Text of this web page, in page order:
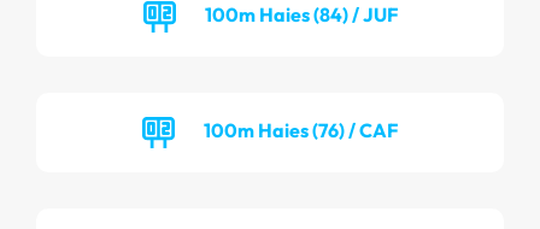
100m Haies (84) / JUF
100m Haies (76) / CAF